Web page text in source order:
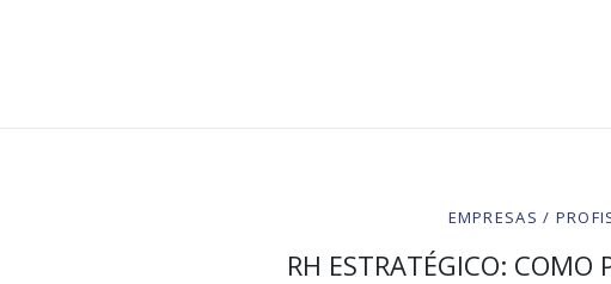
EMPRESAS /
RH ESTRATÉGICO: COMO